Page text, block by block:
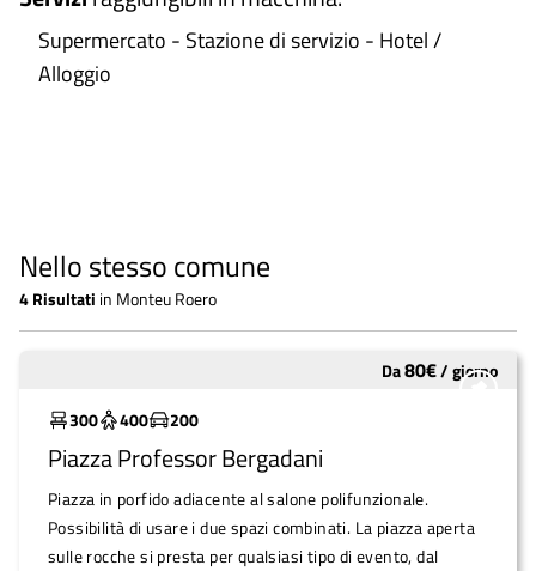
Supermercato - Stazione di servizio - Hotel /
Alloggio
Nello stesso comune
4Risultati in Monteu Roero
Da80€/giorno
300
400 200
Piazza Professor Bergadani
Piazza in porfido adiacente al salone polifunzionale.
Possibilità di usare i due spazi combinati. La piazza aperta
sulle rocche si presta per qualsiasi tipo di evento, dal